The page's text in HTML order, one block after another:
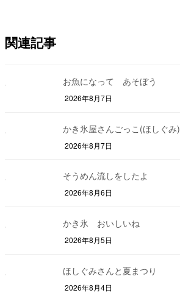
関連記事
お魚になって あそぼう
2026年8月7日
かき氷屋さんごっこ(ほしぐみ)
2026年8月7日
そうめん流しをしたよ
2026年8月6日
かき氷 おいしいね
2026年8月5日
ほしぐみさんと夏まつり
2026年8月4日